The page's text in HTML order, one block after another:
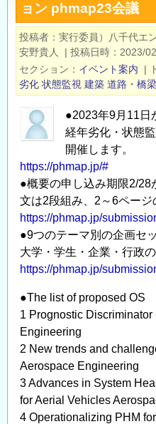
化
の
予
測/
管
理
ア
太
平
洋
シ
ン
ポ
ジ
ウ
ム
の
ョン phmap23会議
投稿者
実行委員）八千代エ
安野貴人
| 投稿日時
2023/
セクション
イベント案内 |
劣化 状態監視 建築 道路・橋梁
●2023年9月11日
経年劣化・状態
開催します。
https://phmap.jp/#
●概要の申し込み期限2/
文は2段組み、2～6ページ
https://phmap.jp/
●9つのテーマ別の企画セ
大学・学生・企業・行政
https://phmap.jp/
●The list of proposed OS
1 Prognostic Discriminator
Engineering
2 New trends and
Aerospace Engineering
3 Advances in System
for Aerial Vehicles
4 Operationalizing PHM